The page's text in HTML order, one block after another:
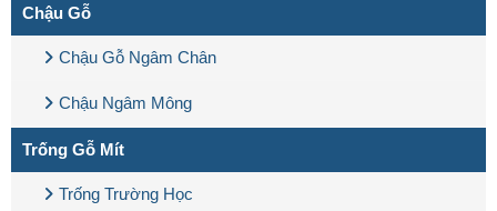
Chậu Gỗ
Chậu Gỗ Ngâm Chân
Chậu Ngâm Mông
Trống Gỗ Mít
Trống Trường Học